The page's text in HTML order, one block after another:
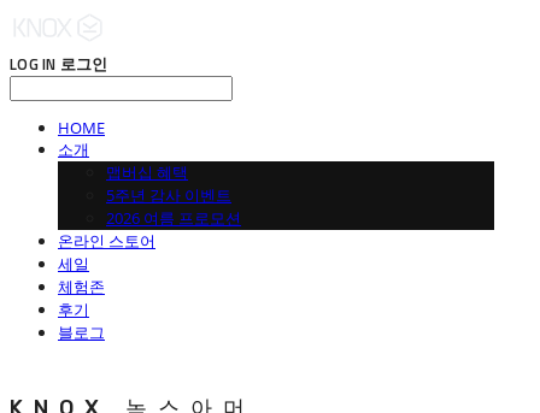
LOG IN 로그인
HOME
소개
맵버십 혜택
5주년 감사 이벤트
2026 여름 프로모션
온라인 스토어
세일
체험존
후기
블로그